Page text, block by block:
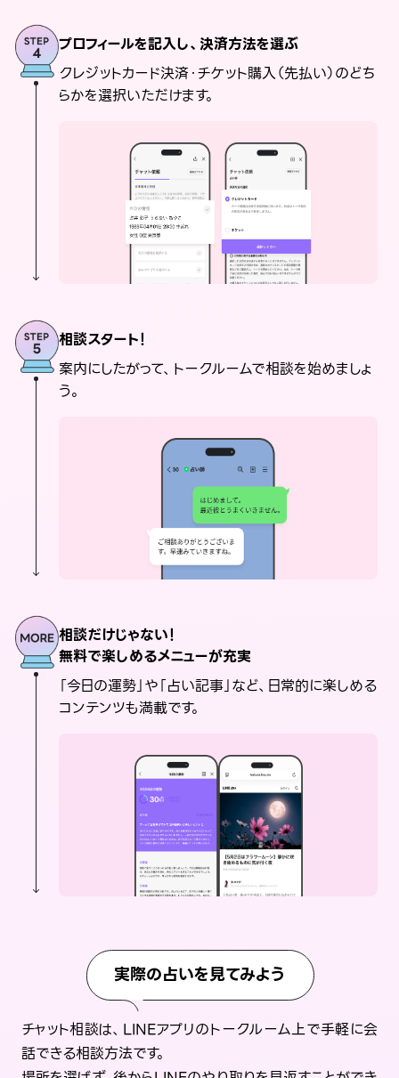
プロフィールを記入し、決済方法を選ぶ
クレジットカード決済・チケット購入（先払い）のどち
らかを選択いただけます。
相談スタート！
案内にしたがって、トークルームで相談を始めましょ
う。
相談だけじゃない！
無料で楽しめるメニューが充実
「今日の運勢」や「占い記事」など、日常的に楽しめる
コンテンツも満載です。
実際の占いを見てみよう
チャット相談は、LINEアプリのトークルーム上で手軽に会
話できる相談方法です。